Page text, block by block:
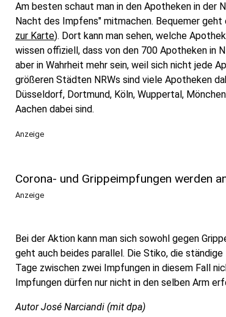
Am besten schaut man in den Apotheken in der
Nacht des Impfens" mitmachen. Bequemer
zur Karte). Dort kann man sehen, welche
wissen offiziell, dass von den 700 Apotheken in
aber in Wahrheit mehr sein, weil sich nicht jede
größeren Städten NRWs sind viele Apotheken
Düsseldorf, Dortmund, Köln, Wuppertal,
Aachen dabei sind.
Anzeige
Corona- und Grippeimpfungen werden
Anzeige
Bei der Aktion kann man sich sowohl gegen
geht auch beides parallel. Die Stiko, die
Tage zwischen zwei Impfungen in diesem Fall
Impfungen dürfen nur nicht in den selben Arm
Autor José Narciandi (mit dpa)